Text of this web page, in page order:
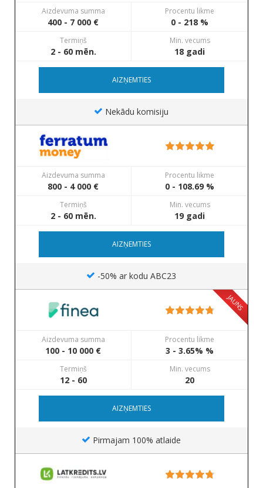
Aizdevuma summa
400 - 7 000 €
Procentu likme
0 - 218 %
Termiņš
2 - 60 mēn.
Min. vecums
18 gadi
AIZŅEMTIES
Nekādu komisiju
Aizdevuma summa
800 - 4 000 €
Procentu likme
0 - 108.69 %
Termiņš
2 - 60 mēn.
Min. vecums
19 gadi
AIZŅEMTIES
-50% ar kodu ABC23
JAUNS
Aizdevuma summa
100 - 10 000 €
Procentu likme
3 - 3.65% %
Termiņš
12 - 60
Min. vecums
20
AIZŅEMTIES
Pirmajam 100% atlaide